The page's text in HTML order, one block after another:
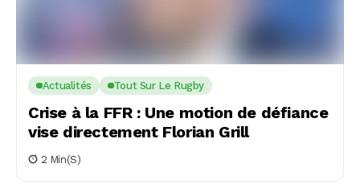
Actualités Tout Sur Le Rugby
Crise à la FFR : Une motion de défiance
vise directement Florian Grill
2 Min(s)